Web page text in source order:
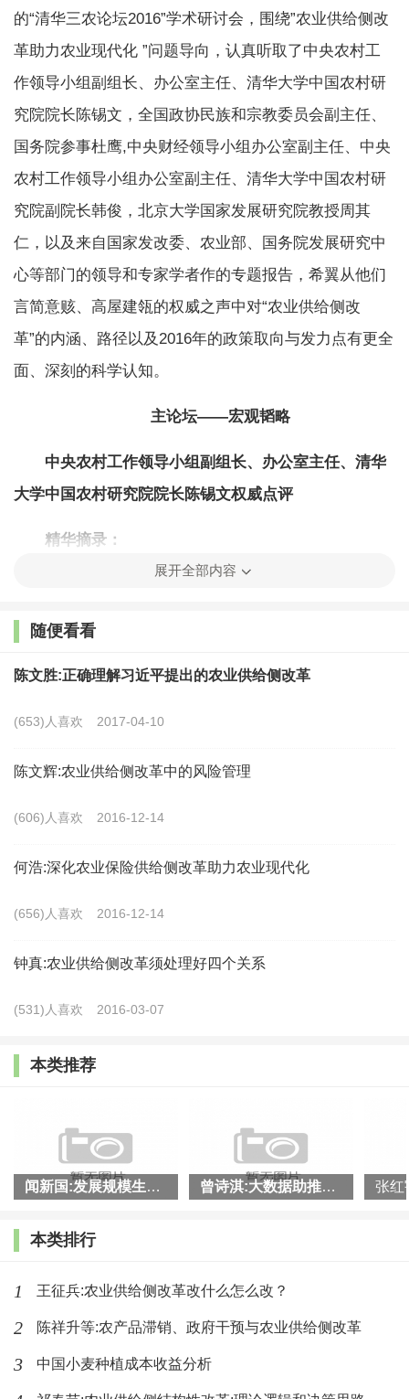
的“清华三农论坛2016”学术研讨会，围绕”农业供给侧改
革助力农业现代化 ”问题导向，认真听取了中央农村工
作领导小组副组长、办公室主任、清华大学中国农村研
究院院长陈锡文，全国政协民族和宗教委员会副主任、
国务院参事杜鹰,中央财经领导小组办公室副主任、中央
农村工作领导小组办公室副主任、清华大学中国农村研
究院副院长韩俊，北京大学国家发展研究院教授周其
仁，以及来自国家发改委、农业部、国务院发展研究中
心等部门的领导和专家学者作的专题报告，希翼从他们
言简意赅、高屋建瓴的权威之声中对“农业供给侧改
革”的内涵、路径以及2016年的政策取向与发力点有更全
面、深刻的科学认知。
主论坛——宏观韬略
中央农村工作领导小组副组长、办公室主任、清华
大学中国农村研究院院长陈锡文权威点评
精华摘录：
但是越往后执行积累地问题愈多，开始弊大于利。我们
关于经济运行的政策10年不变。三十多年前的家庭联产
承包责任制土改是吃不饱、要饿死人才改的，现在又到
侧结构性改革。”
“农业供给侧改革将是
进粮食供给制度方面的改革，基本的共识已经形成，改
中必须要保护好农民的积极性，确保粮食产量不出现大
的滑坡。
“到2020
全国政协民族和宗教委员会副主任、国务院参事杜
鹰作主题演讲
精华摘录：
产业。同时，仍保留托底收购政策，着力建立农产品市
场定价长效机制。土地产权和农产品价格是
展开全部内容
随便看看
陈文胜:正确理解习近平提出的农业供给侧改革
(653)人喜欢 2017-04-10
陈文辉:农业供给侧改革中的风险管理
(606)人喜欢 2016-12-14
何浩:深化农业保险供给侧改革助力农业现代化
(656)人喜欢 2016-12-14
钟真:农业供给侧改革须处理好四个关系
(531)人喜欢 2016-03-07
本类推荐
闻新国:发展规模生态农业是供给侧改革重要抓手 曾诗淇:大数据助推农业供给侧改革
本类排行
1 王征兵:农业供给侧改革改什么怎么改？
2 陈祥升等:农产品滞销、政府干预与农业供给侧改革
3 中国小麦种植成本收益分析